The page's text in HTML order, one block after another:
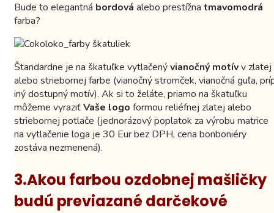
Bude to elegantná bordová alebo prestížna tmavomodrá
farba?
Štandardne je na škatuľke vytlačenývianočný motívv zlatej
alebo striebornej farbe (vianočný stromček, vianočná guľa,
iný dostupný motív). Ak si to želáte, priamo na škatuľku
môžeme vyraziťVaše logo formou reliéfnej zlatej alebo
striebornej potlače (jednorázový poplatok za výrobu matrice
na vytlačenie loga je 30 Eur bez DPH, cena bonboniéry
zostáva nezmenená).
3.Akou farbou ozdobnej mašličky
budú previazané darčekové